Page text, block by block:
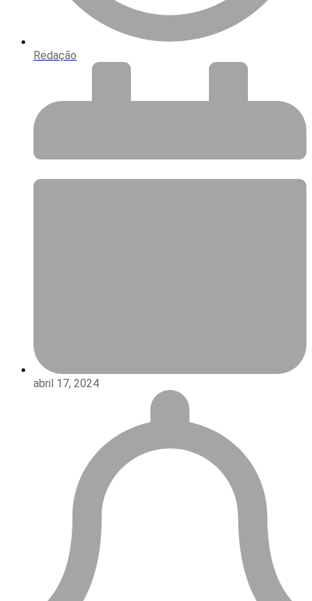
Redação
abril 17, 2024